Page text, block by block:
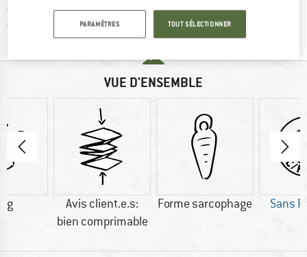
Tous les articles disponibles
Protection des acheteurs de Trusted ShopsTrouve toutes les
VUE D'ENSEMBLE
g
Avis client.e.s:
bien comprimable
Forme sarcophage Sans
PARAMÈTRES TOUT SÉLECTIONNER